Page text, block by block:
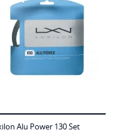
Alu Power 130 Set